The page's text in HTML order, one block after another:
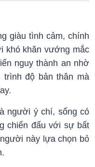
giàu tình cảm, chính
khó khăn vướng mắc
nguy thành an nhờ
độ bản thân mà
người ý chí, sống có
chiến đấu với sự bất
này lựa chọn bỏ